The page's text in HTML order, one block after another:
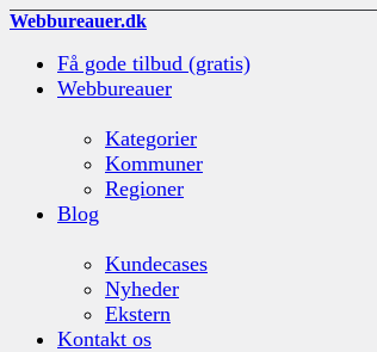
Webbureauer.dk
Få gode tilbud (gratis)
Webbureauer
Kategorier
Kommuner
Regioner
Blog
Kundecases
Nyheder
Ekstern
Kontakt os